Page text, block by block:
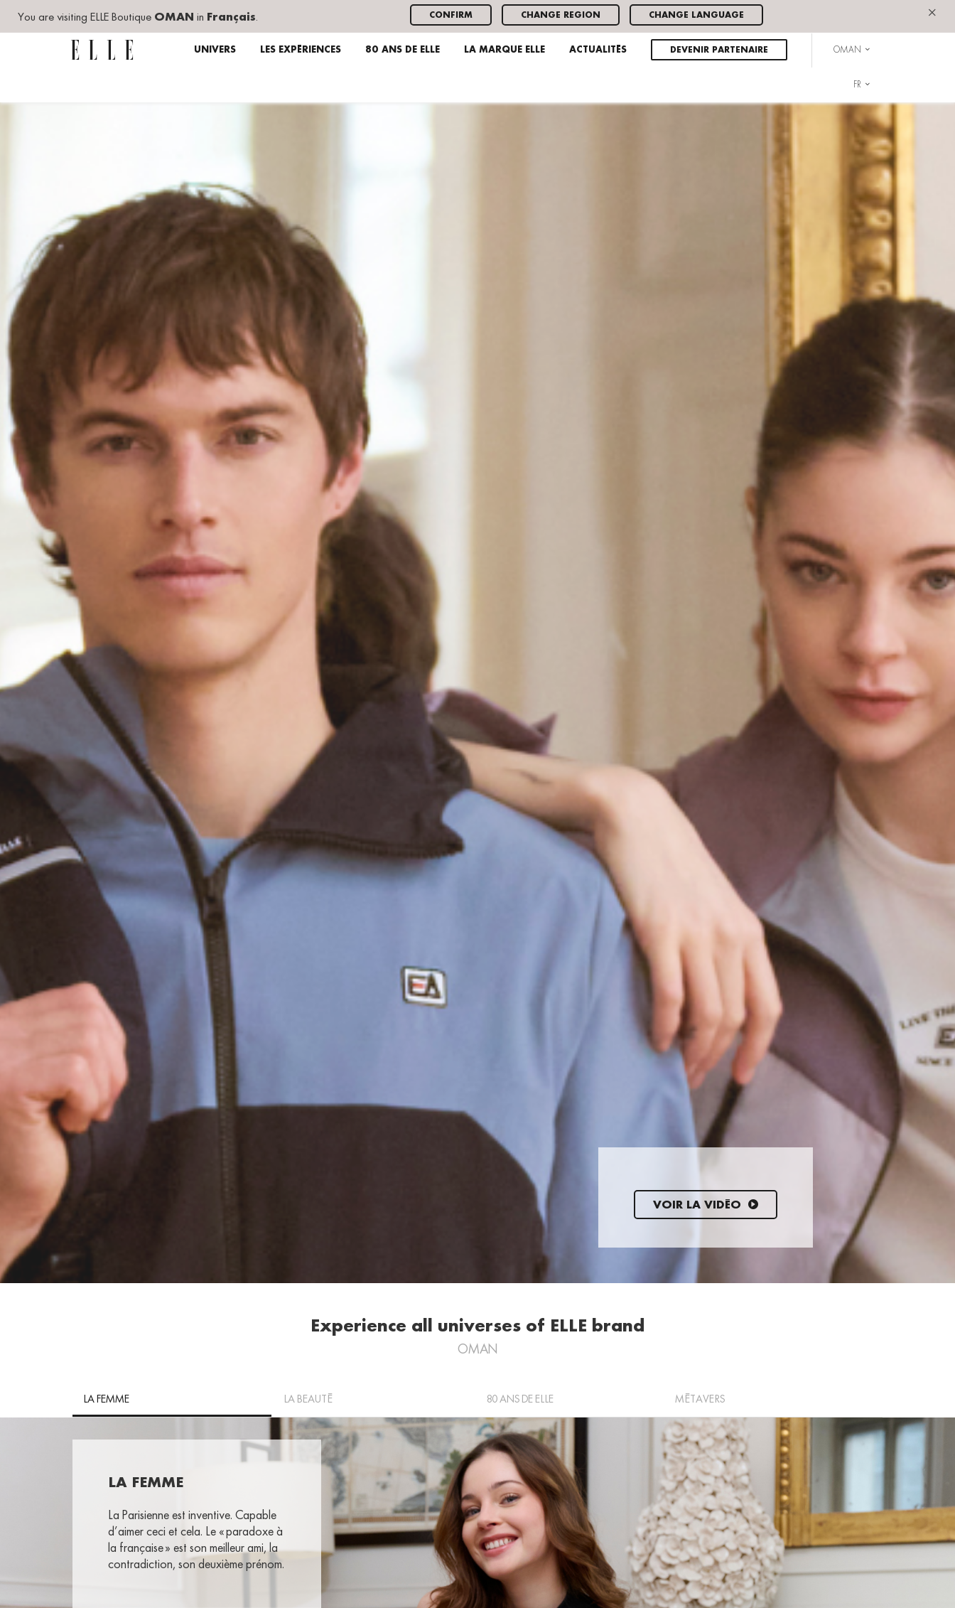
You are visiting ELLE Boutique OMAN in Français. CONFIRM CHANGE REGION CHANGE LANGUAGE ×
UNIVERS LES EXPÉRIENCES 80 ANS DE ELLE LA MARQUE ELLE ACTUALITÉS DEVENIR PARTENAIRE OMAN
FR
VOIR LA VIDÉO
Experience all universes of ELLE brand
OMAN
LA FEMME LA BEAUTÉ 80 ANS DE ELLE MÉTAVERS
LA FEMME
La Parisienne est inventive. Capable
d’aimer ceci et cela. Le « paradoxe à
la française » est son meilleur ami, la
contradiction, son deuxième prénom.